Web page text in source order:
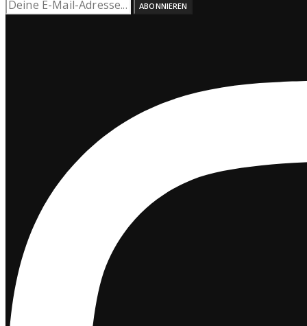
ABONNIEREN